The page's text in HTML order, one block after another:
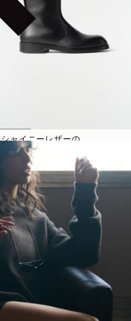
シャイニーレザーの
ジップアンクルブーツ
通常価格
2 カラー